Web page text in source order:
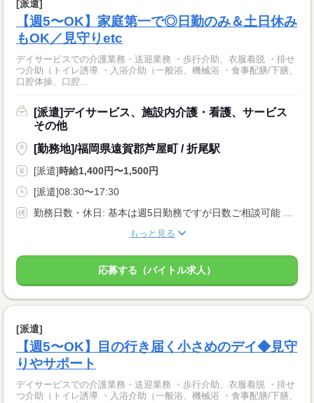
[派遣]
【週5〜OK】家庭第一で◎日勤のみ＆土日休み
もOK／見守りetc
デイサービスでの介護業務・送迎業務 ・歩行介助、衣服着脱 ・排せ
つ介助（トイレ誘導 ・入浴介助（一般浴、機械浴 ・食事配膳/下膳、
口腔体操、口腔...
[派遣]デイサービス、施設内介護・看護、サービス
その他
[勤務地]/福岡県遠賀郡芦屋町 / 折尾駅
[派遣]時給1,400円〜1,500円
[派遣]08:30〜17:30
もっと見る
応募する（バイトル求人）
[派遣]
【週5〜OK】目の行き届く小さめのデイ◆見守
りやサポート
デイサービスでの介護業務・送迎業務 ・歩行介助、衣服着脱 ・排せ
つ介助（トイレ誘導 ・入浴介助（一般浴、機械浴 ・食事配膳/下膳、